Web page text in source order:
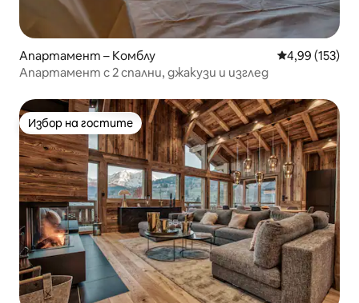
Апартамент – Комблу Средна
4,99 (153)
Апартамент с 2 спални, джакузи и изглед
Избор на гостите
Избор на гостите